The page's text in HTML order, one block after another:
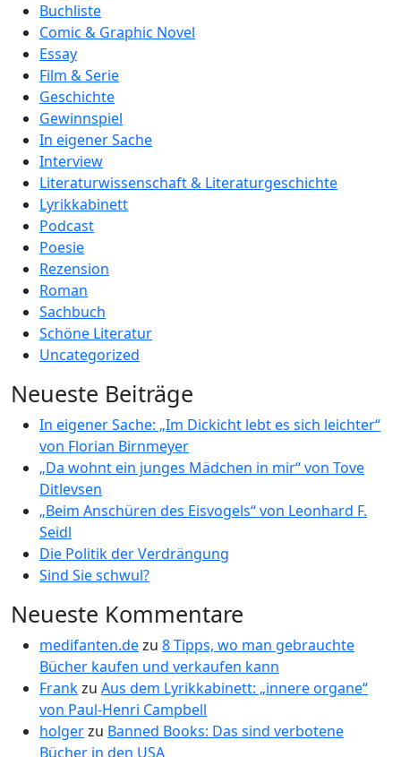
Buchliste
Comic & Graphic Novel
Essay
Film & Serie
Geschichte
Gewinnspiel
In eigener Sache
Interview
Literaturwissenschaft & Literaturgeschichte
Lyrikkabinett
Podcast
Poesie
Rezension
Roman
Sachbuch
Schöne Literatur
Uncategorized
Neueste Beiträge
In eigener Sache: „Im Dickicht lebt es sich leichter“
von Florian Birnmeyer
„Da wohnt ein junges Mädchen in mir“ von Tove
Ditlevsen
„Beim Anschüren des Eisvogels“ von Leonhard F.
Seidl
Die Politik der Verdrängung
Sind Sie schwul?
Neueste Kommentare
medifanten.dezu 8 Tipps, wo man gebrauchte
Bücher kaufen und verkaufen kann
Frankzu Aus dem Lyrikkabinett: „innere organe“
von Paul-Henri Campbell
holgerzu Banned Books: Das sind verbotene
Bücher in den USA